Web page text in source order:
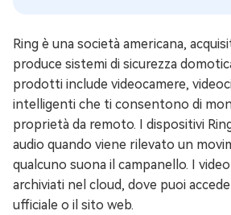
Ring è una società americana,
produce sistemi di sicurezza
prodotti include videocamere,
intelligenti che ti consentono di
proprietà da remoto. I dispositivi
audio quando viene rilevato un
qualcuno suona il campanello. I
archiviati nel cloud, dove puoi
ufficiale o il sito web.